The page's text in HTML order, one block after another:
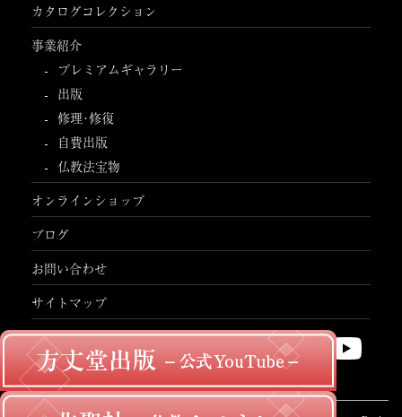
カタログコレクション
事業紹介
プレミアムギャラリー
出版
修理･修復
自費出版
仏教法宝物
オンラインショップ
ブログ
お問い合わせ
サイトマップ